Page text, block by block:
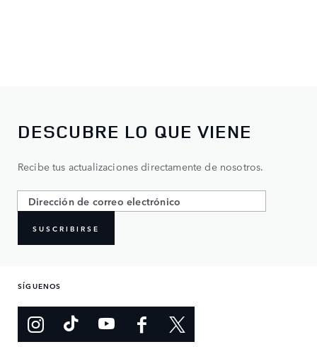
DESCUBRE LO QUE VIENE
Recibe tus actualizaciones directamente de nosotros.
SUSCRIBIRSE
SÍGUENOS